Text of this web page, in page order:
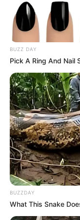
Spielzeugmuseen
Sportangebote und
Veranstaltungen
auch im
Außerdem stellen
Geburtstagsfeier
noch unseren
Über unsere
Kindergärten in
gibt es hier noch
Amazon zu
undGeschenke
Noch etwas zum
BUZZ DAY
Pick A Ring And Nail
BUZZDAY
What This Snake